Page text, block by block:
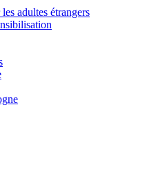
adultes étrangers